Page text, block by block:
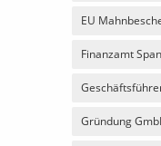
EU
Finanzamt
Gründung